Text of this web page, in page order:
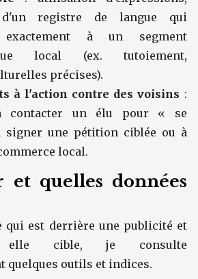
registre de langue qui
exactement à un segment
local (ex. tutoiement,
précises).
à l'action contre des voisins :
contacter un élu pour « se
signer une pétition ciblée ou à
local.
et quelles données
qui est derrière une publicité et
cible, je consulte
quelques outils et indices.